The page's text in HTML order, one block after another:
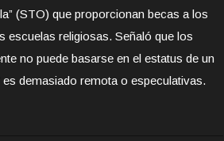
(STO) que proporcionan becas a los
escuelas religiosas. Señaló que los
no puede basarse en el estatus de un
demasiado remota o especulativas.